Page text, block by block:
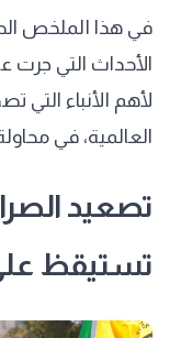
في هذا الملخص
الأحداث التي جرت
لأهم الأنباء التي
العالمية، في
تصعيد
تستيقظ